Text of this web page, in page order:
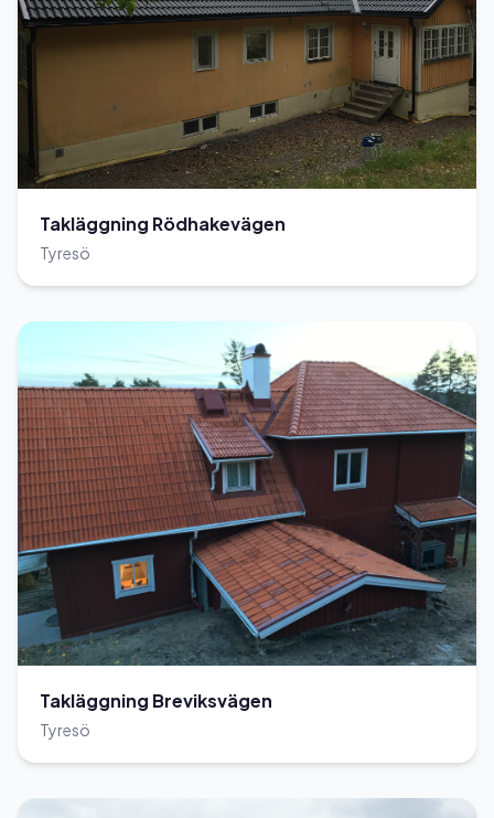
Takläggning Rödhakevägen
Tyresö
Takläggning Breviksvägen
Tyresö